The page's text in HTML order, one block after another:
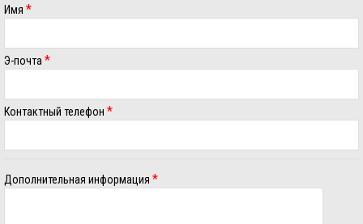
Имя *
Э-почта *
Контактный телефон *
Дополнительная информация *